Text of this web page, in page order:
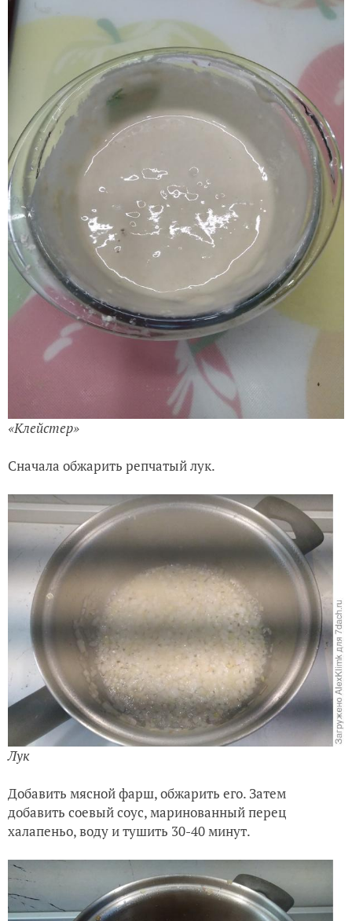
«Клейстер»
Сначала обжарить репчатый лук.
Лук
Добавить мясной фарш, обжарить его. Затем
добавить соевый соус, маринованный перец
халапеньо, воду и тушить 30-40 минут.